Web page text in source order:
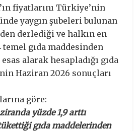
fiyatlarını Türkiye’nin
yaygın şubeleri bulunan
derlediği ve halkın en
gıda maddesinden
alarak hesapladığı gıda
Haziran 2026 sonuçları
göre:
yüzde 1,9 arttı
gıda maddelerinden